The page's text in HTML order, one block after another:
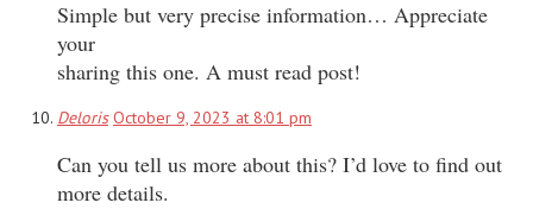
Simple but very precise information… Appreciate
your
sharing this one. A must read post!
Deloris October 9, 2023 at 8:01 pm
Can you tell us more about this? I’d love to find out
more details.